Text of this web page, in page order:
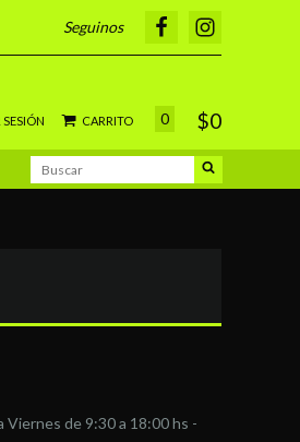
Seguinos
CARRITO 0 $0
Viernes de 9:30 a 18:00 hs -